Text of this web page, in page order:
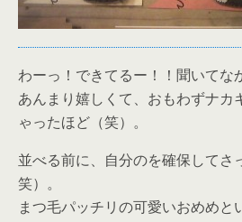
わーっ！できてるー！！聞いてな
あんまり嬉しくて、おもわずナカ
ゃったほど（笑）。
並べる前に、自分のを確保してさ
笑）。
まつ毛パッチリの可愛いおめめと